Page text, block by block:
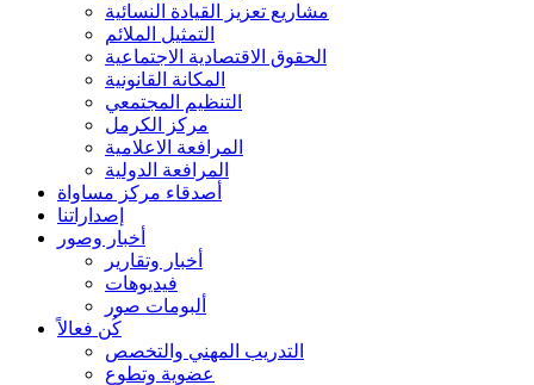
مشاريع تعزيز القيادة النسائية
التمثيل الملائم
الحقوق الاقتصادية الاجتماعية
المكانة القانونية
التنظيم المجتمعي
مركز الكرمل
المرافعة الاعلامية
المرافعة الدولية
أصدقاء مركز مساواة
إصداراتنا
أخبار وصور
أخبار وتقارير
فيديوهات
ألبومات صور
كُن فعالاً
التدريب المهني والتخصص
عضوية وتطوع